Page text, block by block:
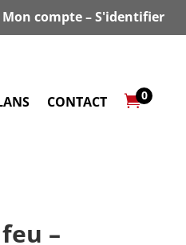
Mon compte–S'identifier
CONTACT 0
–